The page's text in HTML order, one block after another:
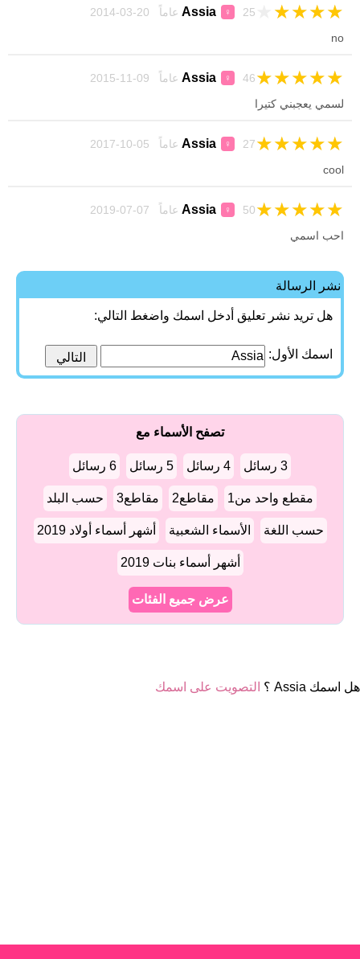
Assia ♀ 25 عاماً 20-03-2014 ★
★
★
★
no
Assia ♀ 46 عاماً 09-11-2015 ★
★
★
★
★
لسمي يعجبني كتيرا
Assia ♀ 27 عاماً 05-10-2017 ★
★
★
★
★
cool
Assia ♀ 50 عاماً 07-07-2019 ★
★
★
★
★
احب اسمي
نشر الرسالة
هل تريد نشر تعليق أدخل اسمك واضغط التالي:
اسمك الأول:
تصفح الأسماء مع
3 رسائل 4 رسائل 5 رسائل 6 رسائل
مقطع واحد من1 مقاطع2 مقاطع3 حسب البلد
حسب اللغة الأسماء الشعبية أشهر أسماء أولاد 2019
أشهر أسماء بنات 2019
عرض جميع الفئات
هل اسمك Assia ؟ التصويت على اسمك